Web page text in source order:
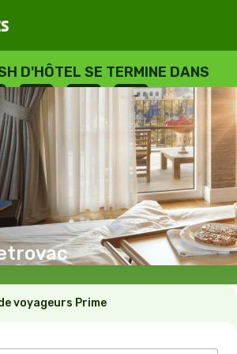
D'HÔTEL SE TERMINE DANS
: --
HEURES
: --
SECONDES
à Petrovac
voyageurs Prime